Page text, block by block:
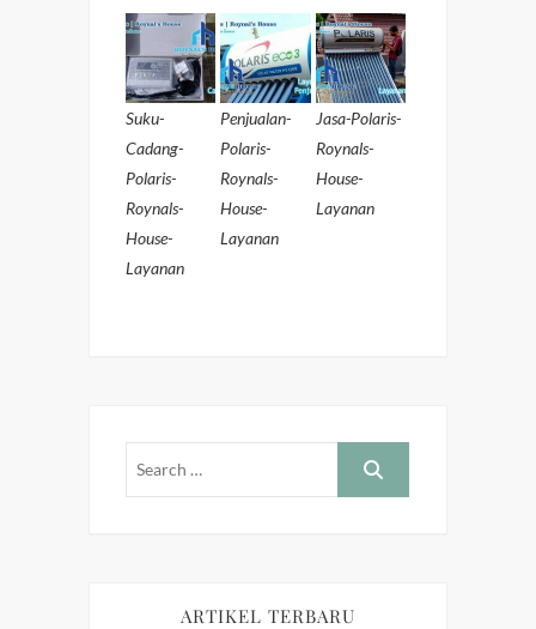
Suku-
Cadang-
Polaris-
Roynals-
House-
Layanan
Penjualan-
Polaris-
Roynals-
House-
Layanan
Jasa-Polaris-
Roynals-
House-
Layanan
ARTIKEL TERBARU